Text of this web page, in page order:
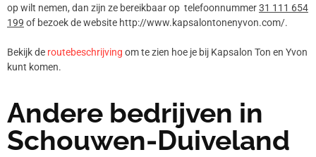
op wilt nemen, dan zijn ze bereikbaar op telefoonnummer31 111 654
199 of bezoek de website http://www.kapsalontonenyvon.com/.
Bekijk de routebeschrijving om te zien hoe je bij Kapsalon Ton en Yvon
kunt komen.
Andere bedrijven in
Schouwen-Duiveland